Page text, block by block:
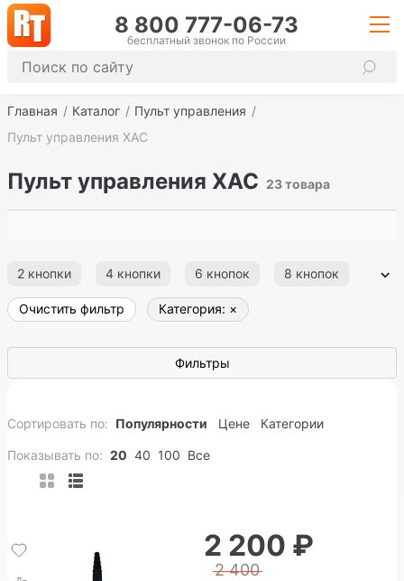
8 800 777-06-73
бесплатный звонок по России
Главная Каталог
Пульт управления
Пульт управления ХАС
Пульт управления ХАС 23 товара
2 кнопки 4 кнопки 6 кнопок 8 кнопок
10 кнопок 12 кнопок Односкоростной
Двухскоростной Запчасти
Очистить фильтр Категория: ×
Фильтры
Сортировать по: Популярности Цене Категории
Показывать по: 20 40 100 Все
2 200 ₽
2 400